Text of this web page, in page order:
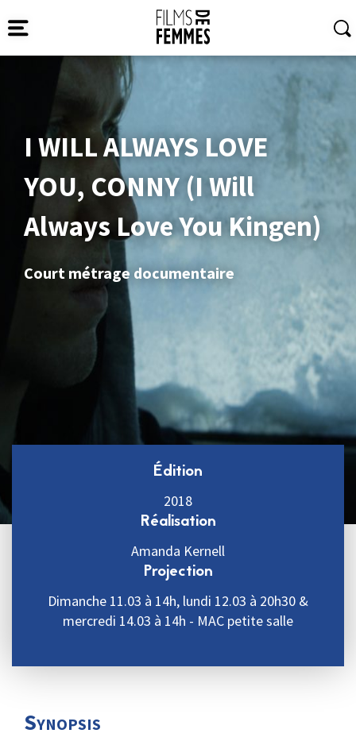
I WILL ALWAYS LOVE
YOU, CONNY (I Will
Always Love You Kingen)
Court métrage documentaire
Édition
2018
Réalisation
Amanda Kernell
Projection
Dimanche 11.03 à 14h, lundi 12.03 à 20h30 &
mercredi 14.03 à 14h - MAC petite salle
Synopsis